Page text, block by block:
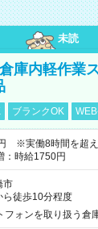
未読
倉庫内軽作
ブランクOK
※実働8時間を超え
：時給1750円
市
ら徒歩10分程度
フォンを取り扱う倉